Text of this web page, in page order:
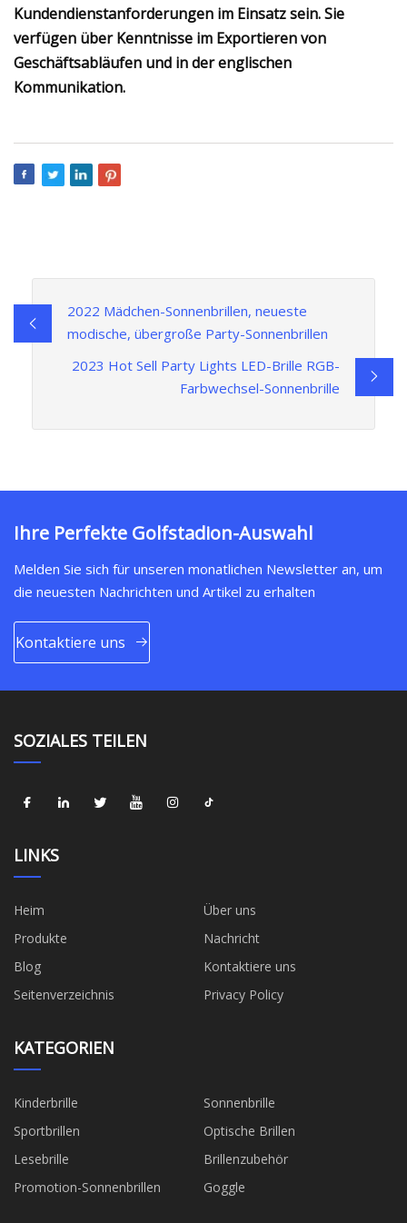
Kundendienstanforderungen im Einsatz sein. Sie
verfügen über Kenntnisse im Exportieren von
Geschäftsabläufen und in der englischen
Kommunikation.
2022 Mädchen-Sonnenbrillen, neueste
modische, übergroße Party-Sonnenbrillen
2023 Hot Sell Party Lights LED-Brille RGB-
Farbwechsel-Sonnenbrille
Ihre Perfekte Golfstadion-Auswahl
Melden Sie sich für unseren monatlichen Newsletter an, um
die neuesten Nachrichten und Artikel zu erhalten
Kontaktiere uns
SOZIALES TEILEN
LINKS
Heim
Über uns
Produkte
Nachricht
Blog
Kontaktiere uns
Seitenverzeichnis
Privacy Policy
KATEGORIEN
Kinderbrille
Sonnenbrille
Sportbrillen
Optische Brillen
Lesebrille
Brillenzubehör
Promotion-Sonnenbrillen
Goggle